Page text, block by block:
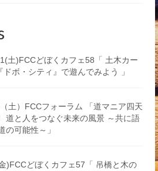
土)FCCどぼくカフェ58「 土木カー
ドボ・シティ』で遊んでみよう 」
土）FCCフォーラム 「道マニア四天
道と人をつなぐ未来の風景 ～共に語
の可能性～」
)FCCどぼくカフェ57「 吊橋と木の